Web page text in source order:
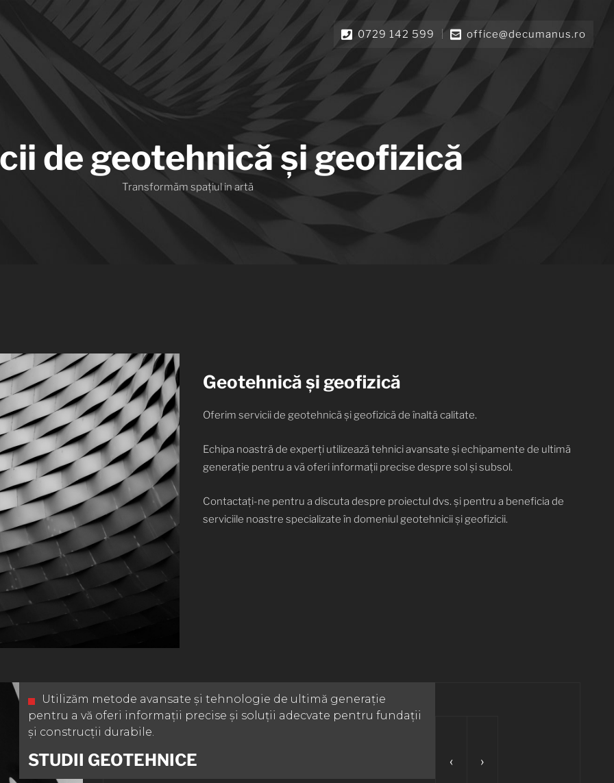
0729 142 599 office@decumanus.ro
de geotehnică și geofizică
Transformăm spațiul in artă
Geotehnică și geofizică
Oferim servicii de geotehnică și geofizică de înaltă calitate.
Echipa noastră de experți utilizează tehnici avansate și echipamente de ultimă
generație pentru a vă oferi informații precise despre sol și subsol.
Contactați-ne pentru a discuta despre proiectul dvs. și pentru a beneficia de
serviciile noastre specializate în domeniul geotehnicii și geofizicii.
Utilizăm metode avansate și tehnologie de ultimă generație
pentru a vă oferi informații precise și soluții adecvate pentru fundații
și construcții durabile.
STUDII GEOTEHNICE ‹ ›